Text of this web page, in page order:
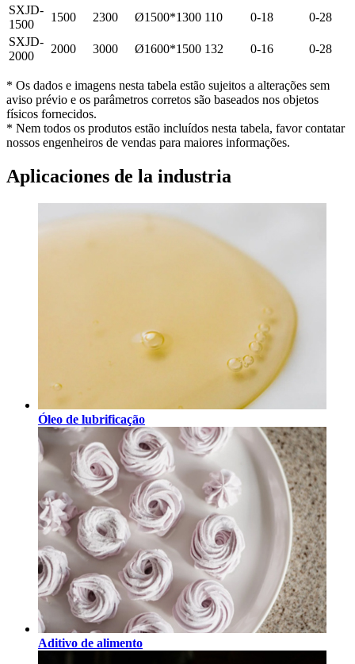
SXJD-
1500
1500 2300 Ø1500*1300 110 0-18
0-28
SXJD-
2000
2000 3000 Ø1600*1500 132 0-16 0-28
* Os dados e imagens nesta tabela estão sujeitos a alterações sem
aviso prévio e os parâmetros corretos são baseados nos objetos
físicos fornecidos.
* Nem todos os produtos estão incluídos nesta tabela, favor contatar
nossos engenheiros de vendas para maiores informações.
Aplicaciones de la industria
Óleo de lubrificação
Aditivo de alimento